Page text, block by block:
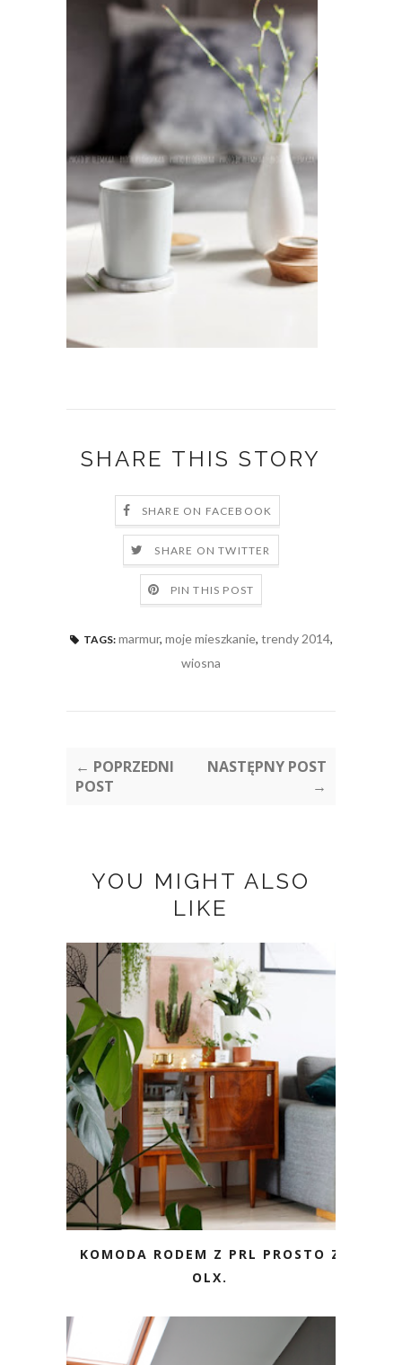
SHARE THIS STORY
SHARE ON FACEBOOK
SHARE ON TWITTER
PIN THIS POST
TAGS: marmur, moje mieszkanie, trendy 2014,
wiosna
← POPRZEDNI
POST
NASTĘPNY POST
→
YOU MIGHT ALSO
LIKE
KOMODA RODEM Z PRL PROSTO Z
OLX.